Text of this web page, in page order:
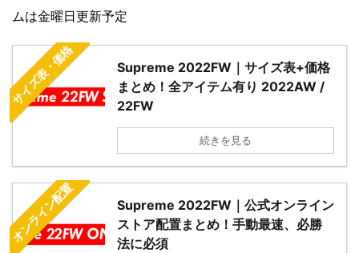
ムは金曜日更新予定
サイズ表・価格
Supreme 2022FW｜サイズ表+価格
まとめ！全アイテム有り 2022AW /
22FW
続きを見る
オンライン配置
Supreme 2022FW｜公式オンライン
ストア配置まとめ！手動最速、必勝
法に必須